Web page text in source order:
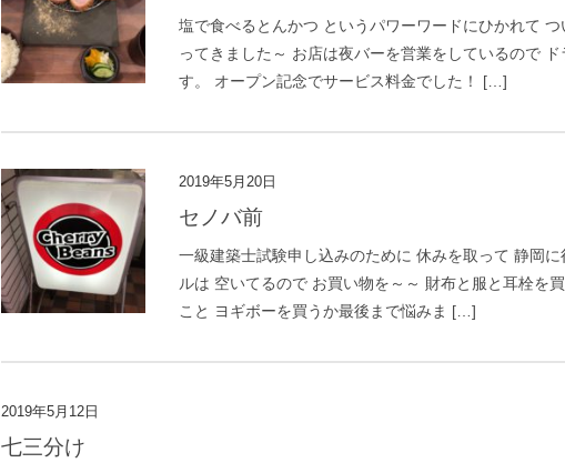
塩で食べるとんかつ というパワーワードにひかれて
ってきました～ お店は夜バーを営業をしているので
す。 オープン記念でサービス料金でした！ […]
2019年5月20日
セノバ前
一級建築士試験申し込みのために 休みを取って 静岡
ルは 空いてるので お買い物を～～ 財布と服と耳栓を
こと ヨギボーを買うか最後まで悩みま […]
2019年5月12日
七三分け